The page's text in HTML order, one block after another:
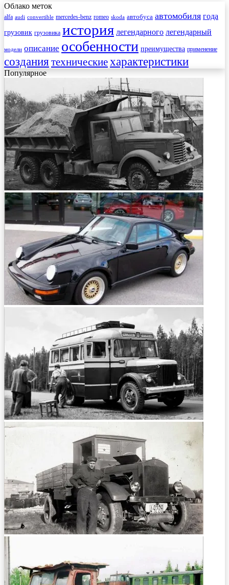
Облако меток
alfa audi convertible mercedes-benz romeo skoda автобуса автомобиля года
грузовик грузовика история легендарного легендарный
модели описание особенности преимущества применение
создания техническиехарактеристики
Популярное